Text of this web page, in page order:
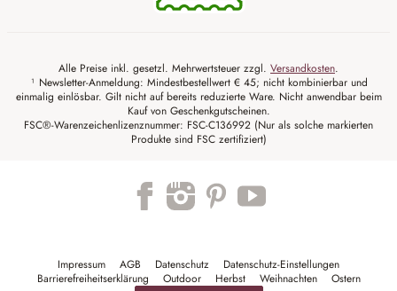
Alle Preise inkl. gesetzl. Mehrwertsteuer zzgl. Versandkosten.
¹ Newsletter-Anmeldung: Mindestbestellwert € 45; nicht kombinierbar und
einmalig einlösbar. Gilt nicht auf bereits reduzierte Ware. Nicht anwendbar beim
Kauf von Geschenkgutscheinen.
FSC®-Warenzeichenlizenznummer: FSC-C136992 (Nur als solche markierten
Produkte sind FSC zertifiziert)
Impressum AGB Datenschutz
Datenschutz-Einstellungen
Barrierefreiheitserklärung
Outdoor Herbst Weihnachten Ostern